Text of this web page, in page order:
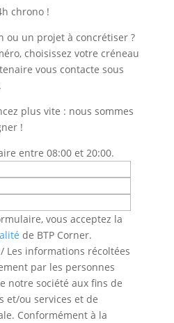
chrono !
ou un projet à concrétiser ?
choisissez votre créneau
vous contacte sous
plus vite : nous sommes
!
entre 08:00 et 20:00.
vous acceptez la
de BTP Corner.
Les informations récoltées
par les personnes
notre société aux fins de
et/ou services et de
Conformément à la